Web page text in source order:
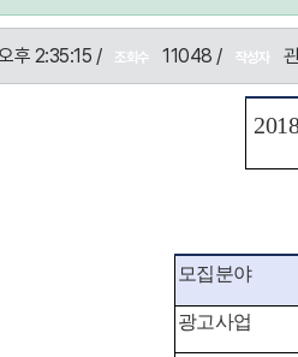
후 2:35:15 / 조회수 11048 / 작성자
모집분야
광고사업